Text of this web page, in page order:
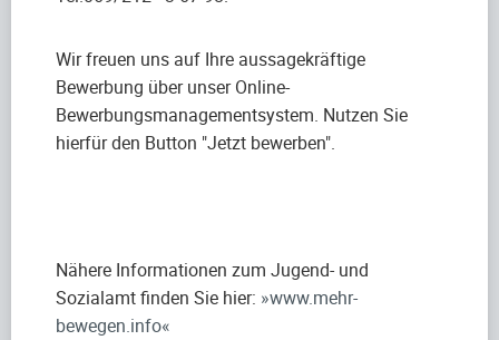
Wir freuen uns auf Ihre aussagekräftige
Bewerbung über unser Online-
Bewerbungsmanagementsystem. Nutzen Sie
hierfür den Button "Jetzt bewerben".
Nähere Informationen zum Jugend- und
Sozialamt finden Sie hier: www.mehr-
bewegen.info